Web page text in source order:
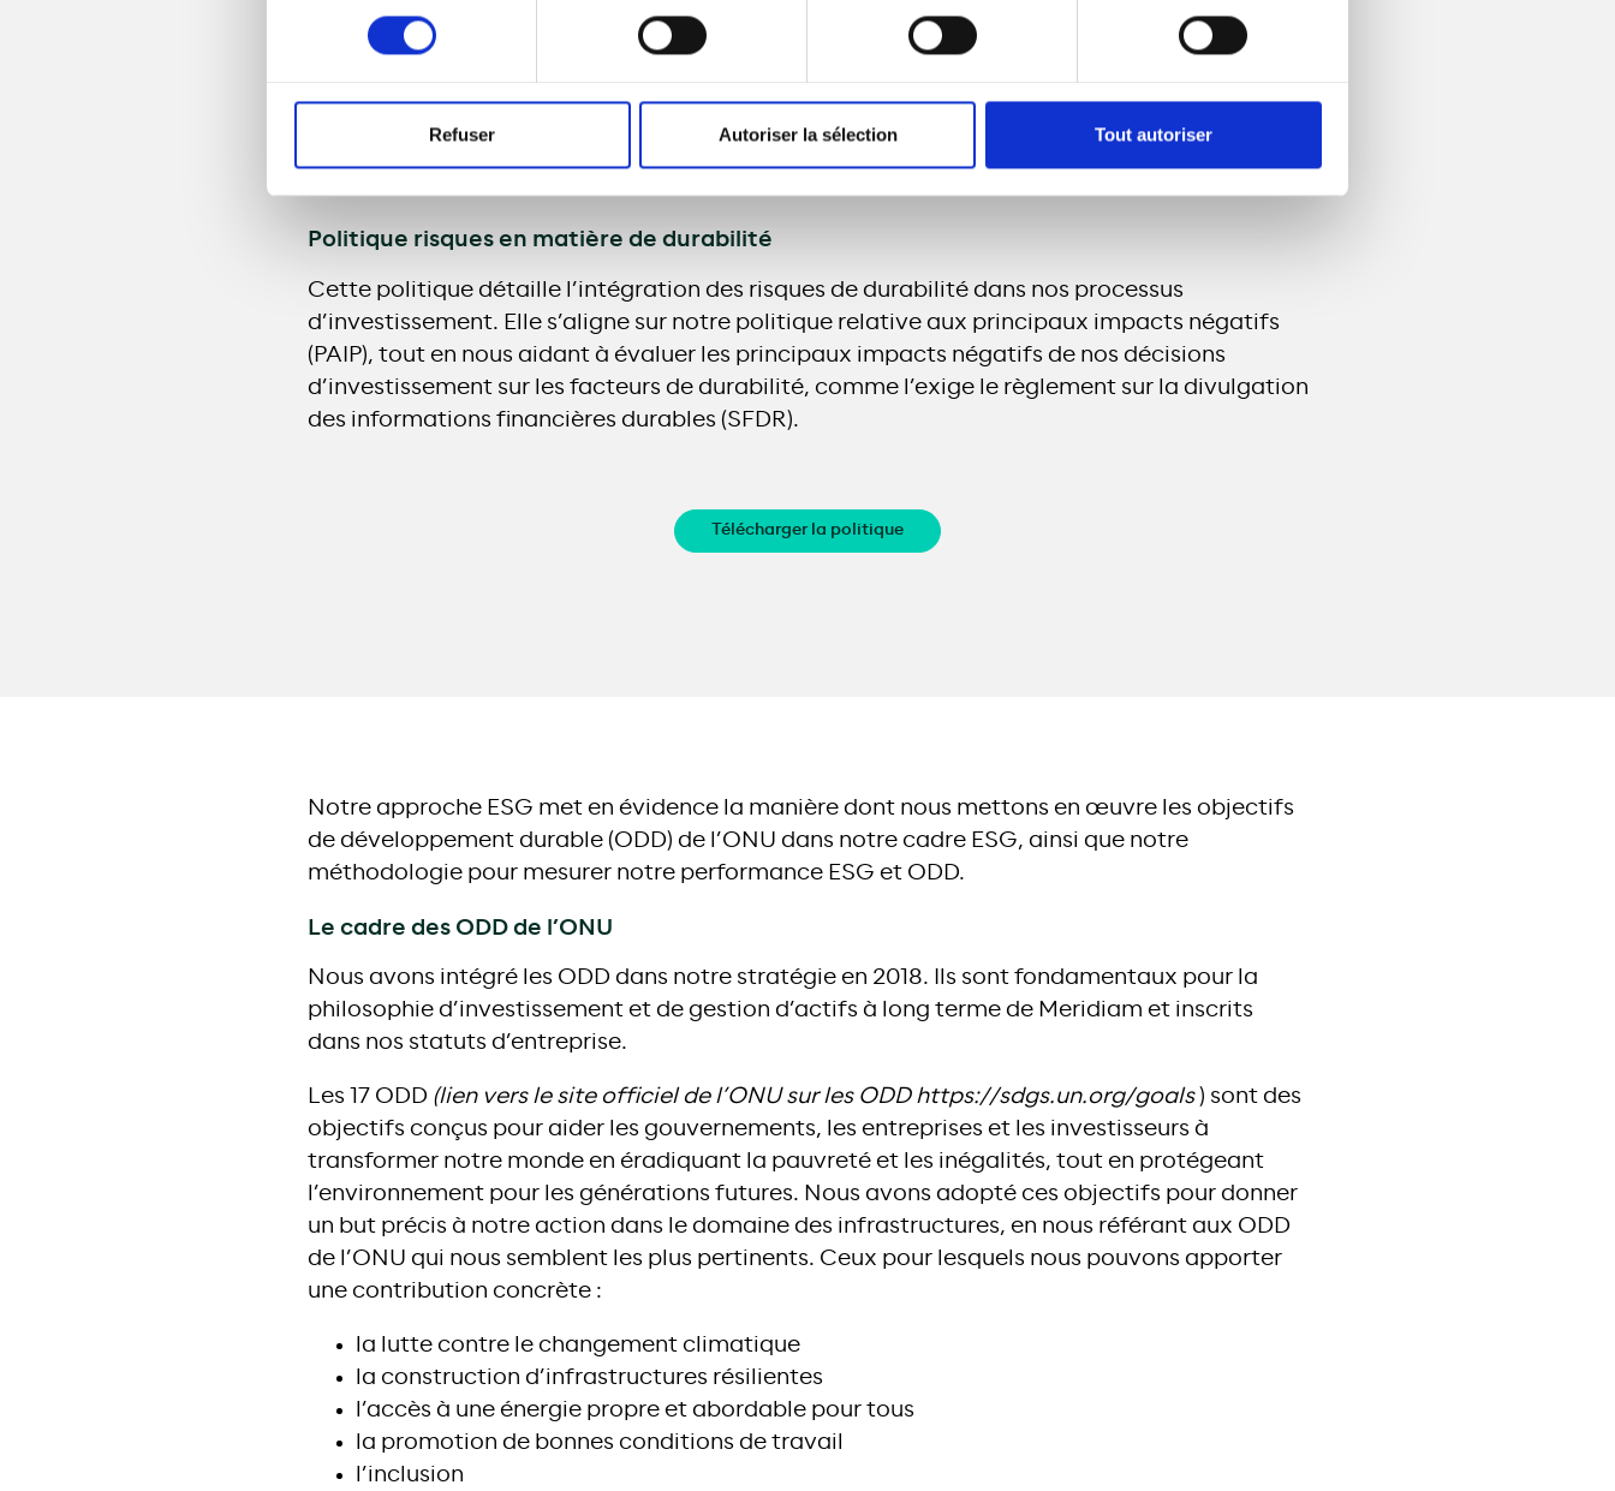
consentement
Refuser Autoriser la sélection Tout autoriser
Valoriser le capital humain de Meridiam
Politique risques en matière de durabilité
Cette politique détaille l’intégration des risques de durabilité dans nos processus
d’investissement. Elle s’aligne sur notre politique relative aux principaux impacts négatifs
(PAIP), tout en nous aidant à évaluer les principaux impacts négatifs de nos décisions
d’investissement sur les facteurs de durabilité, comme l’exige le règlement sur la divulgation
des informations financières durables (SFDR).
Télécharger la politique
Notre approche ESG met en évidence la manière dont nous mettons en œuvre les objectifs
de développement durable (ODD) de l’ONU dans notre cadre ESG, ainsi que notre
méthodologie pour mesurer notre performance ESG et ODD.
Le cadre des ODD de l’ONU
Nous avons intégré les ODD dans notre stratégie en 2018. Ils sont fondamentaux pour la
philosophie d’investissement et de gestion d’actifs à long terme de Meridiam et inscrits
dans nos statuts d’entreprise.
Les 17 ODD (lien vers le site officiel de l’ONU sur les ODD https://sdgs.un.org/goals) sont des
objectifs conçus pour aider les gouvernements, les entreprises et les investisseurs à
transformer notre monde en éradiquant la pauvreté et les inégalités, tout en protégeant
l’environnement pour les générations futures. Nous avons adopté ces objectifs pour donner
un but précis à notre action dans le domaine des infrastructures, en nous référant aux ODD
de l’ONU qui nous semblent les plus pertinents. Ceux pour lesquels nous pouvons apporter
une contribution concrète :
la lutte contre le changement climatique
la construction d’infrastructures résilientes
l’accès à une énergie propre et abordable pour tous
la promotion de bonnes conditions de travail
l’inclusion